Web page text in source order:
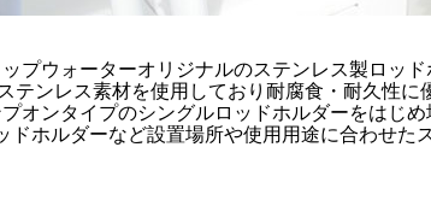
ップウォーターオリジナルのステンレス製ロッド
テンレス素材を使用しており耐腐食・耐久性に
オンタイプのシングルロッドホルダーをはじ
ホルダーなど設置場所や使用用途に合わせた